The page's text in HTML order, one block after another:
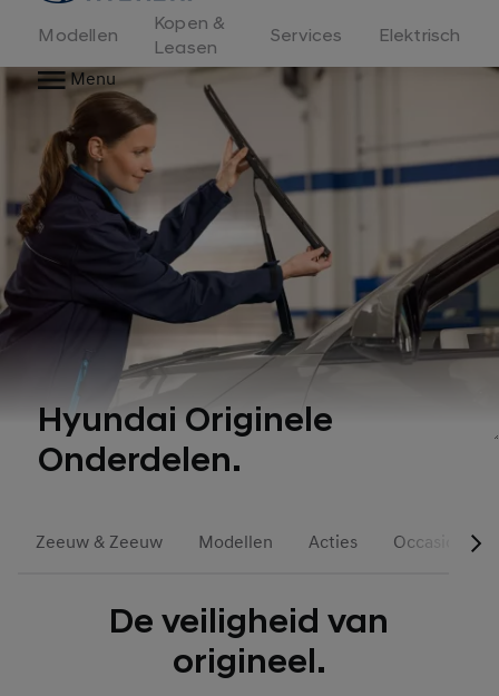
Modellen
Kopen &
Leasen
Services
Elektrisch
Menu
Hyundai Originele
Onderdelen.
Zeeuw & Zeeuw Modellen Acties Occasions
De veiligheid van
origineel.